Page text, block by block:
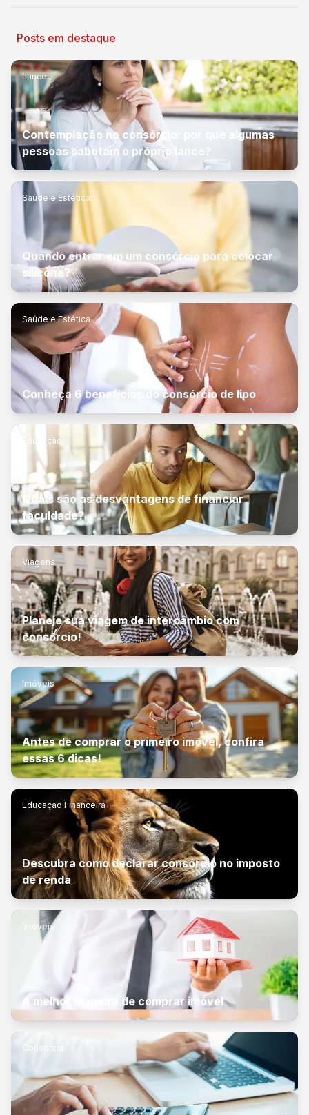
Posts em destaque
Lance
Contemplação no consórcio: por que algumas
pessoas sabotam o próprio lance?
Saúde e Estética
Quando entrar em um consórcio para colocar
silicone?
Saúde e Estética
Conheça 6 benefícios do consórcio de lipo
Educação
Quais são as desvantagens de financiar
faculdade?
Viagens
Planeje sua viagem de intercâmbio com
consórcio!
Imóveis
Antes de comprar o primeiro imóvel, confira
essas 6 dicas!
Educação Financeira
Descubra como declarar consórcio no imposto
de renda
Imóveis
A melhor maneira de comprar imóvel
Consórcio